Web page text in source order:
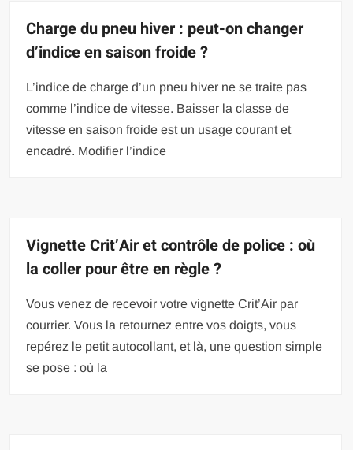
Charge du pneu hiver : peut-on changer
d’indice en saison froide ?
L’indice de charge d’un pneu hiver ne se traite pas
comme l’indice de vitesse. Baisser la classe de
vitesse en saison froide est un usage courant et
encadré. Modifier l’indice
Vignette Crit’Air et contrôle de police : où
la coller pour être en règle ?
Vous venez de recevoir votre vignette Crit’Air par
courrier. Vous la retournez entre vos doigts, vous
repérez le petit autocollant, et là, une question simple
se pose : où la